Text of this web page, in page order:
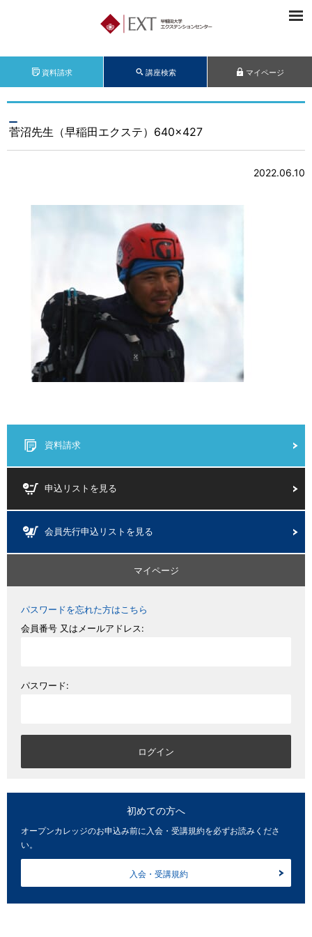
資料請求 講座検索 マイページ
菅沼先生（早稲田エクステ）640×427
2022.06.10
資料請求
申込リストを見る
会員先行申込リストを見る
マイページ
パスワードを忘れた方はこちら
会員番号 又はメールアドレス:
パスワード:
初めての方へ
オープンカレッジのお申込み前に入会・受講規約を必ずお読みくださ
い。
入会・受講規約